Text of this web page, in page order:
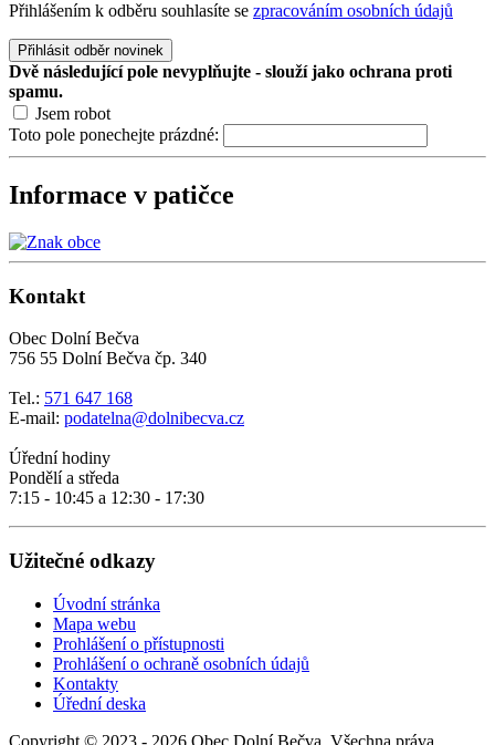
Přihlášením k odběru souhlasíte se zpracováním osobních údajů
Přihlásit odběr novinek
Dvě následující pole nevyplňujte - slouží jako ochrana proti
spamu.
Jsem robot
Toto pole ponechejte prázdné:
Informace v patičce
Kontakt
Obec Dolní Bečva
756 55 Dolní Bečva čp. 340
Tel.: 571 647 168
E-mail: podatelna@dolnibecva.cz
Úřední hodiny
Pondělí a středa
7:15 - 10:45 a 12:30 - 17:30
Užitečné odkazy
Úvodní stránka
Mapa webu
Prohlášení o přístupnosti
Prohlášení o ochraně osobních údajů
Kontakty
Úřední deska
Copyright © 2023 - 2026 Obec Dolní Bečva, Všechna práva